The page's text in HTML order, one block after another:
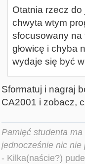
Otatnia rzecz
chwyta wtym
sfocusowany
głowicę i chyba
wydaje się być
Sformatuj i nagraj
CA2001 i zobacz,
Pamięć studenta
jednocześnie nic nie
- Kilka(naście?)